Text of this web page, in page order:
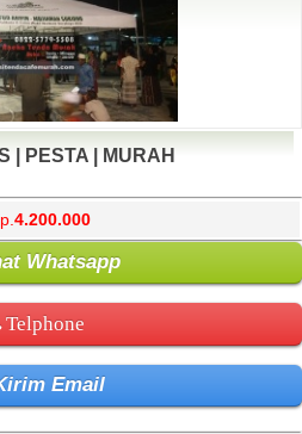
| PESTA | MURAH
4.200.000
Whatsapp
Telphone
Email